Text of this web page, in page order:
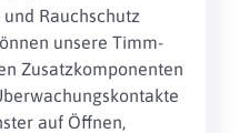
Rauchschutz
unsere Timm-
Zusatzkomponenten
auf Öffnen,